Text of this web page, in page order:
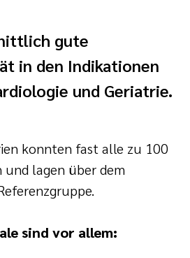
gute
in den Indikationen
und Geriatrie.
konnten fast alle zu 100
und lagen über dem
sind vor allem: